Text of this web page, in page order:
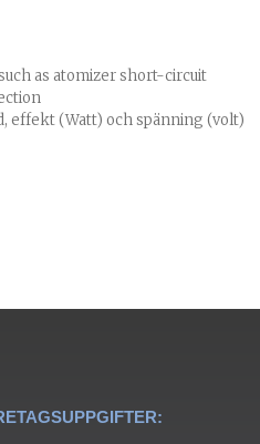
as atomizer short-circuit
effekt (Watt) och spänning (volt)